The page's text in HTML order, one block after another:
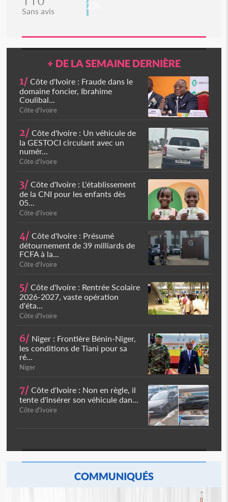
Sans avis 2%
+ DE LA SEMAINE DERNIÈRE
1/ Côte d'Ivoire : Fraude dans le
domaine foncier, Ibrahime
Coulibal...
Côte d'Ivoire
2/ Côte d'Ivoire : Un véhicule de
la GESTOCI circulant avec un
numér...
Côte d'Ivoire
3/ Côte d'Ivoire : L'établissement
de la CNI pour les enfants dès
05...
Côte d'Ivoire
4/ Côte d'Ivoire : Présumé
détournement de 39 milliards de
FCFA à la...
Côte d'Ivoire
5/ Côte d'Ivoire : Rentrée Scolaire
2026-2027, vaste opération
d'éta...
Côte d'Ivoire
6/ Niger : Frontière Bénin-Niger,
les conditions de Tiani pour sa
ré...
Niger
7/ Côte d'Ivoire : Non en règle, il
tente d'insérer son véhicule dan...
Côte d'Ivoire
COMMUNIQUÉS